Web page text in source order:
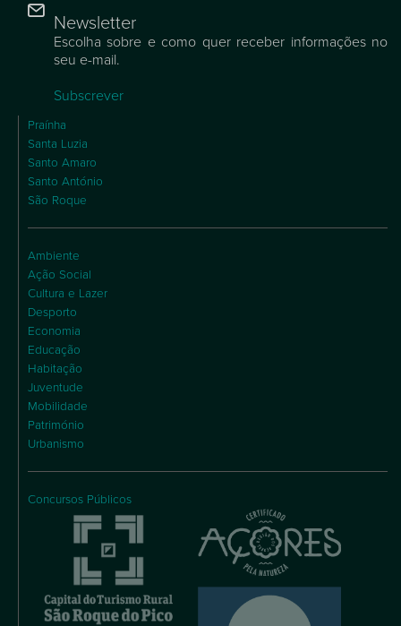
Newsletter
Escolha sobre e como quer receber informações no
seu e-mail.
Subscrever
Praínha
Santa Luzia
Santo Amaro
Santo António
São Roque
Ambiente
Ação Social
Cultura e Lazer
Desporto
Economia
Educação
Habitação
Juventude
Mobilidade
Património
Urbanismo
Concursos Públicos